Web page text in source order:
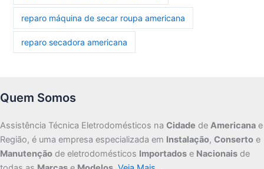
reparo máquina de secar roupa americana
reparo secadora americana
Quem Somos
Assistência Técnica Eletrodomésticos na Cidade de Americana e
Região, é uma empresa especializada em Instalação, Conserto e
Manutenção de eletrodomésticos Importados e Nacionais de